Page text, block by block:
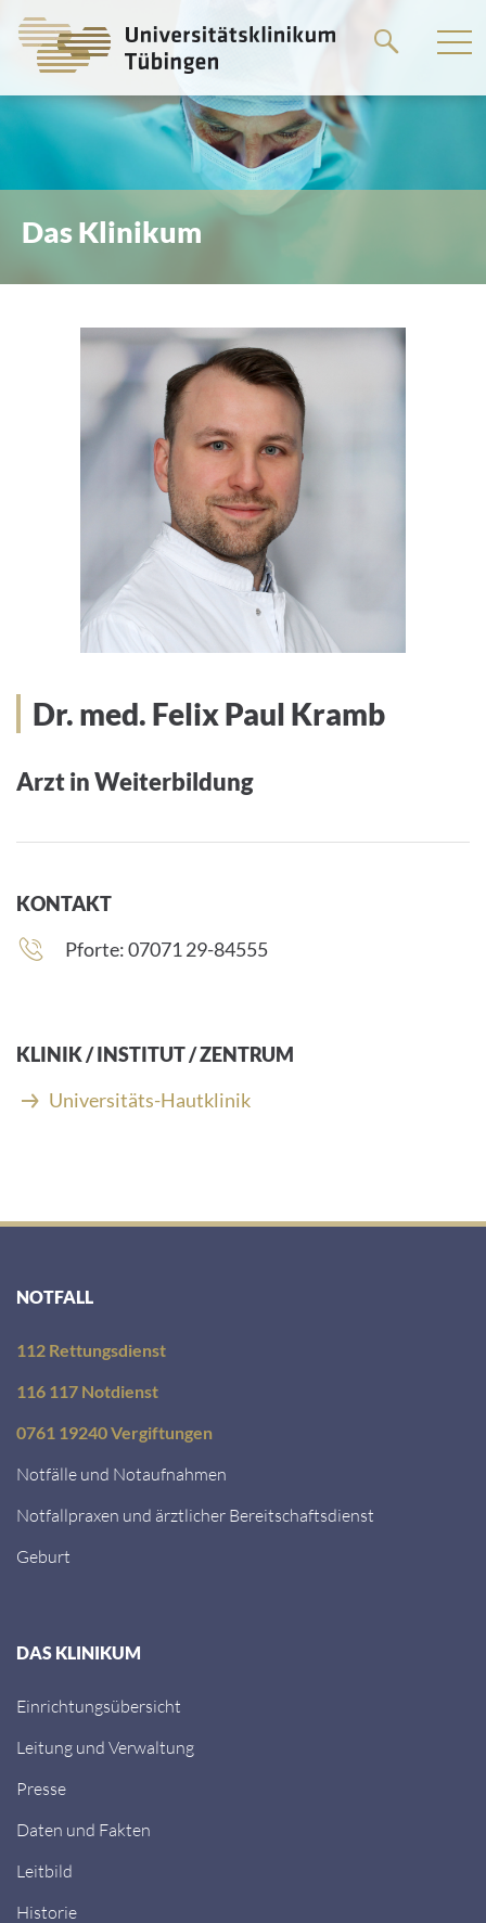
zum
Das Klinikum
Dr. med. Felix Paul Kramb
Arzt in Weiterbildung
KONTAKT
Telefonnummer:
Pforte: 07071 29-84555
KLINIK / INSTITUT / ZENTRUM
Universitäts-Hautklinik
NOTFALL
112 Rettungsdienst
116 117 Notdienst
0761 19240 Vergiftungen
Notfälle und Notaufnahmen
Notfallpraxen und ärztlicher Bereitschaftsdienst
Geburt
DAS KLINIKUM
Einrichtungsübersicht
Leitung und Verwaltung
Presse
Daten und Fakten
Leitbild
Historie